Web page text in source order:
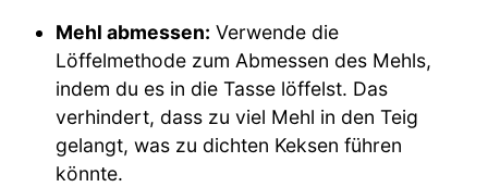
Mehl abmessen: Verwende die
Löffelmethode zum Abmessen des Mehls,
indem du es in die Tasse löffelst. Das
verhindert, dass zu viel Mehl in den Teig
gelangt, was zu dichten Keksen führen
könnte.